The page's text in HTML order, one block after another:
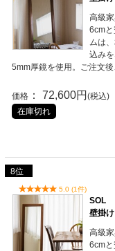
高級
6cm
ムは
込み
5mm厚鏡を使用。ご注文
価格 ： 72,600円 (税込)
在庫切れ
8位
5.0 (1件)
SOL
壁掛
高級
6cm